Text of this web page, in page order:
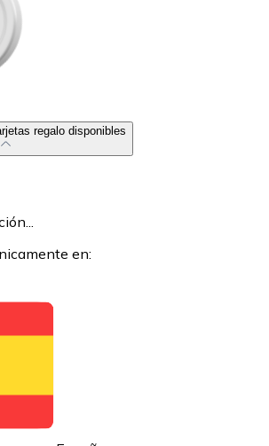
SEPA
a tu cuenta Bitnovo o realiza compras
regalo disponibles
en: